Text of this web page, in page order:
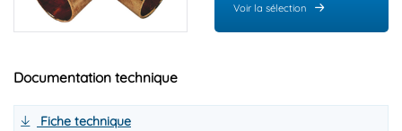
Voir la sélection
Documentation technique
Fiche technique